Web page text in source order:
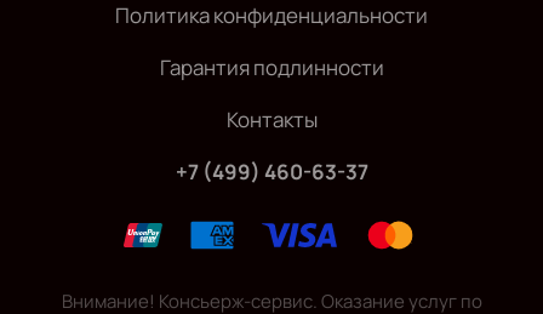
Политика конфиденциальности
Гарантия подлинности
Контакты
+7 (499) 460-63-37
Внимание! Консьерж-сервис. Оказание услуг по